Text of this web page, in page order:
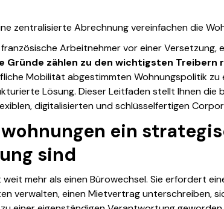
zentralisierte Abrechnung vereinfachen die
Arbeitnehmer vor einer
Gründe zählen zu den wichtigsten Treibern
Mobilität abgestimmten Wohnungspolitik
Lösung. Dieser Leitfaden stellt Ihnen
digitalisierten und schlüsselfertigen
ein
sind
mehr als einen Bürowechsel. Sie erfordert
verwalten, einen Mietvertrag unterschreiben,